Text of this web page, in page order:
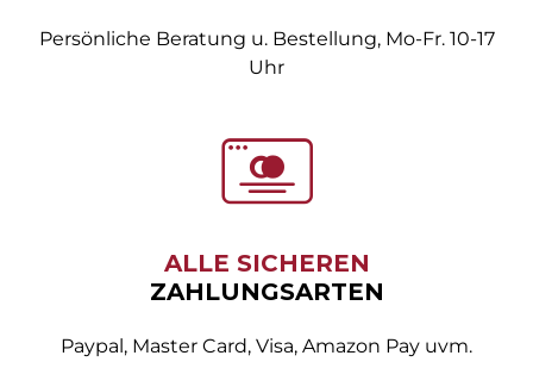
Persönliche Beratung u. Bestellung, Mo-Fr. 10-17
Uhr
ALLE SICHEREN
ZAHLUNGSARTEN
Paypal, Master Card, Visa, Amazon Pay uvm.